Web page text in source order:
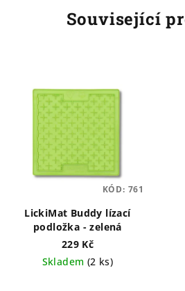
Související
LickiMat Buddy lízací
podložka - zelená
229 Kč
Skladem (2 ks)
KÓD: 761